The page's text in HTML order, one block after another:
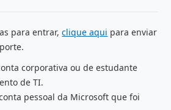
para entrar,clique aqui para enviar
corporativa ou de estudante
de TI.
pessoal da Microsoft que foi